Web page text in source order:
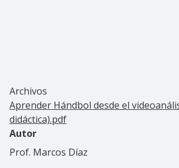
Archivos
Aprender Hándbol desde el
didáctica).pdf
Autor
Prof. Marcos Díaz